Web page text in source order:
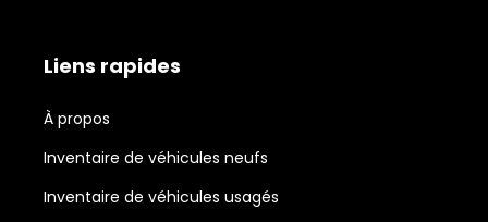
Liens rapides
À propos
Inventaire de véhicules neufs
Inventaire de véhicules usagés